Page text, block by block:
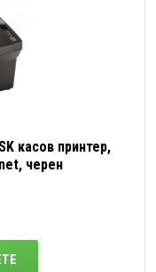
касов принтер,
черен